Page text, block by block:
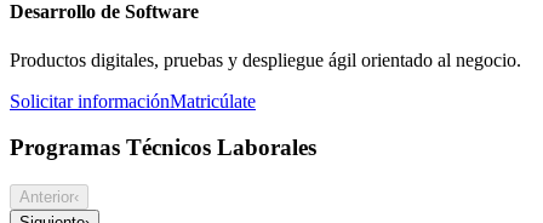
Desarrollo de Software
Productos digitales, pruebas y despliegue ágil orientado al negocio.
Solicitar informaciónMatricúlate
Programas Técnicos Laborales
Anterior‹